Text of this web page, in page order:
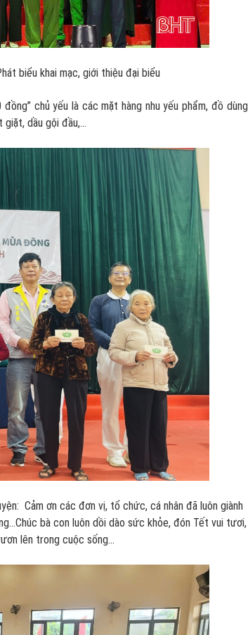
biểu khai mạc, giới thiệu đại biểu
chủ yếu là các mặt hàng nhu yếu phẩm, đồ dùng
giặt, dầu gội đầu,…
Cảm ơn các đơn vị, tổ chức, cá nhân đã luôn giành
bà con luôn dồi dào sức khỏe, đón Tết vui tươi,
lên trong cuộc sống…